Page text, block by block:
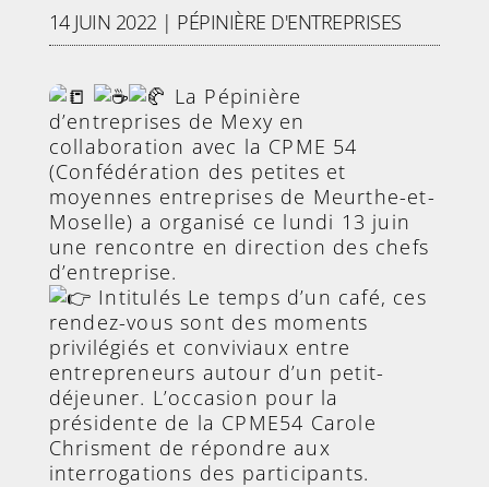
14 JUIN 2022 | PÉPINIÈRE D'ENTREPRISES
La Pépinière
d’entreprises de Mexy en
collaboration avec la CPME 54
(Confédération des petites et
moyennes entreprises de Meurthe-et-
Moselle) a organisé ce lundi 13 juin
une rencontre en direction des chefs
d’entreprise.
Intitulés Le temps d’un café, ces
rendez-vous sont des moments
privilégiés et conviviaux entre
entrepreneurs autour d’un petit-
déjeuner. L’occasion pour la
présidente de la CPME54 Carole
Chrisment de répondre aux
interrogations des participants.